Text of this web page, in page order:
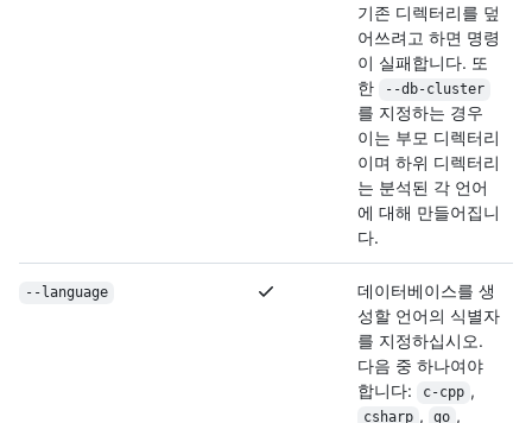
기존 디렉터리를 덮
어쓰려고 하면 명령
이 실패합니다. 또
한
--db-cluster
를 지정하는 경우
이는 부모 디렉터리
이며 하위 디렉터리
는 분석된 각 언어
에 대해 만들어집니
다.
--language
데이터베이스를 생
성할 언어의 식별자
를 지정하십시오.
다음 중 하나여야
합니다:
c-cpp ,
csharp , go ,